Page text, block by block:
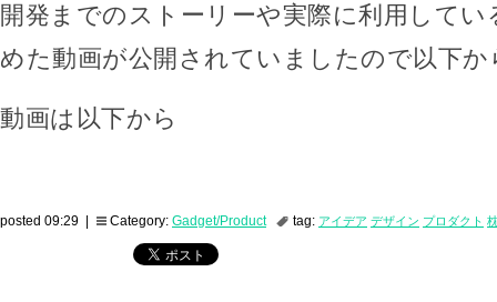
開発までのストーリーや実際に利用して
めた動画が公開されていましたので以下
動画は以下から
posted 09:29 | Category: Gadget/Product tag: アイデア デザイン プロダクト